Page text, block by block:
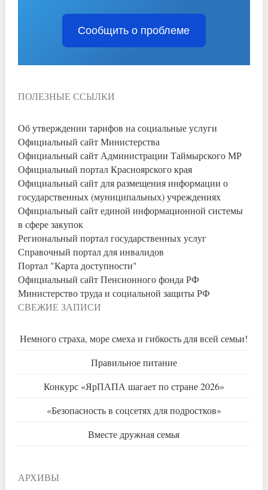
Сообщить о проблеме
ПОЛЕЗНЫЕ ССЫЛКИ
Об утверждении тарифов на социальные услуги
Официальный сайт Министерства
Официальный сайт Администрации Таймырского МР
Официальный портал Красноярского края
Официальный сайт для размещения информации о
государственных (муниципальных) учреждениях
Официальный сайт единой информационной системы
в сфере закупок
Региональный портал государственных услуг
Справочный портал для инвалидов
Портал "Карта доступности"
Официальный сайт Пенсионного фонда РФ
Министерство труда и социальной защиты РФ
СВЕЖИЕ ЗАПИСИ
Немного страха, море смеха и гибкость для всей семьи!
Правильное питание
Конкурс «ЯрПАПА шагает по стране 2026»
«Безопасность в соцсетях для подростков»
Вместе дружная семья
АРХИВЫ